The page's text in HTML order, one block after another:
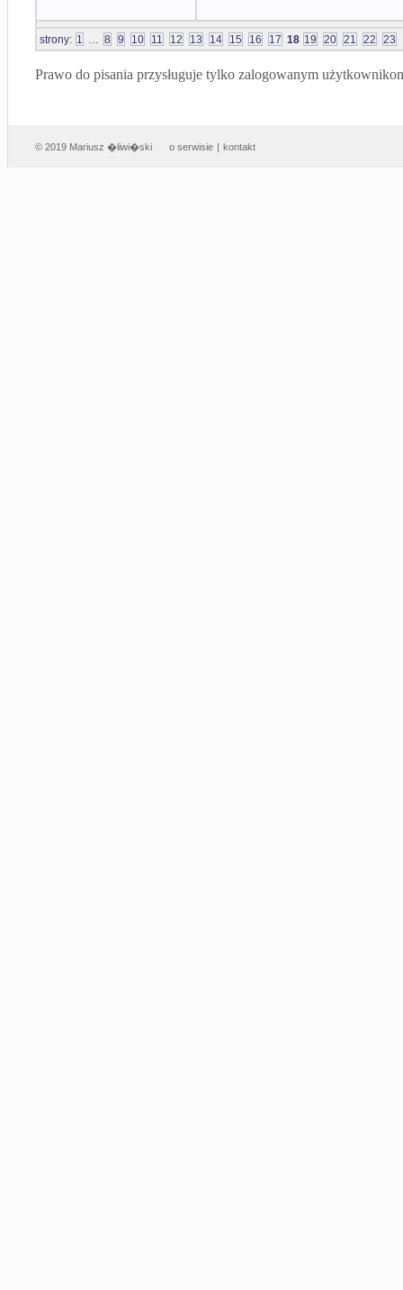
strony: 1 ... 8 9 10 11 12 13 14 15 16 17 18 19 20 21 22 23
Prawo do pisania przysługuje tylko zalogowanym
© 2019 Mariusz �liwi�ski o serwisie | kontakt